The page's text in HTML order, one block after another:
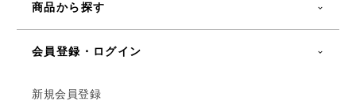
商品から探す
会員登録・ログイン
新規会員登録